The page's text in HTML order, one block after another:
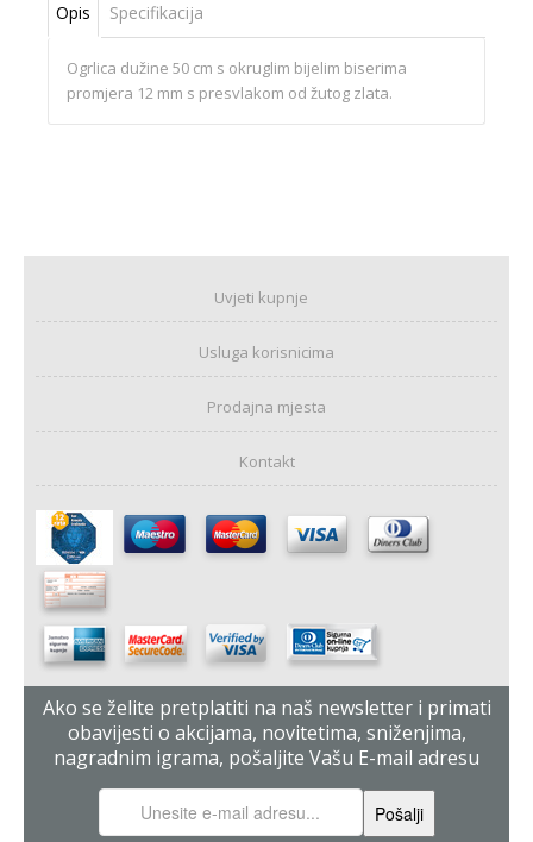
Opis Specifikacija
Ogrlica dužine 50 cm s okruglim bijelim biserima
promjera 12 mm s presvlakom od žutog zlata.
Uvjeti kupnje
Usluga korisnicima
Prodajna mjesta
Kontakt
Ako se želite pretplatiti na naš newsletter i primati
obavijesti o akcijama, novitetima, sniženjima,
nagradnim igrama, pošaljite Vašu E-mail adresu